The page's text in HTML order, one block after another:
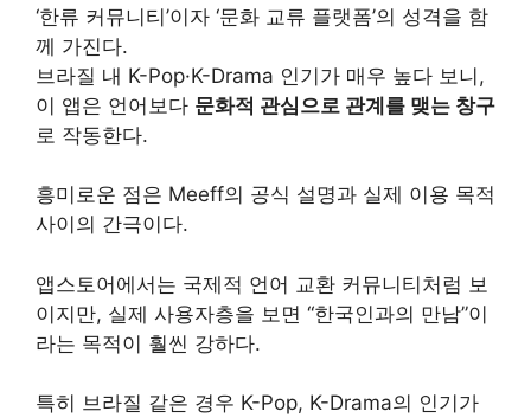
‘한류 커뮤니티’이자 ‘문화 교류 플랫폼’의 성격을 함
께 가진다.
브라질 내 K-Pop·K-Drama 인기가 매우 높다 보니,
이 앱은 언어보다 문화적 관심으로 관계를 맺는 창구
로 작동한다.
흥미로운 점은 Meeff의 공식 설명과 실제 이용 목적
사이의 간극이다.
앱스토어에서는 국제적 언어 교환 커뮤니티처럼 보
이지만, 실제 사용자층을 보면 “한국인과의 만남”이
라는 목적이 훨씬 강하다.
특히 브라질 같은 경우 K-Pop, K-Drama의 인기가